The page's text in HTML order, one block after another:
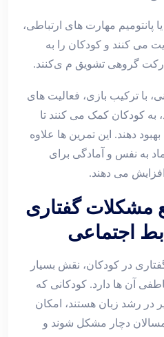
پانتومیم مهارت ‌های ارتباطی،
می ‌کنند و کودکان را به
گروهی تشویق م ی‌کنند.
با ترکیب بازی، فعالیت‌ های
به کودکان کمک می‌ کنند تا
دهند. این تمرین‌ ها علاوه
به‌ نفس و آمادگی برای
می‌ دهند.
مشکلات گفتاری
اجتماعی
در کودکان، نقش بسیار
آن ‌ها دارد. کودکانی که
در رشد زبان هستند، امکان
دچار مشکل شوند و